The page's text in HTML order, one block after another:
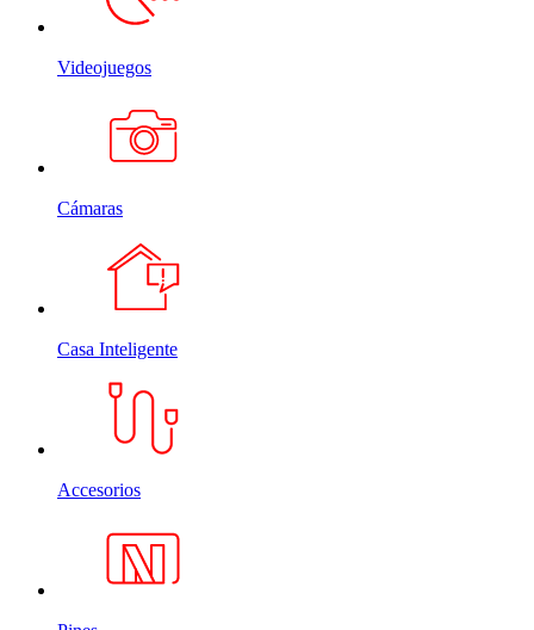
Videojuegos
Cámaras
Casa Inteligente
Accesorios